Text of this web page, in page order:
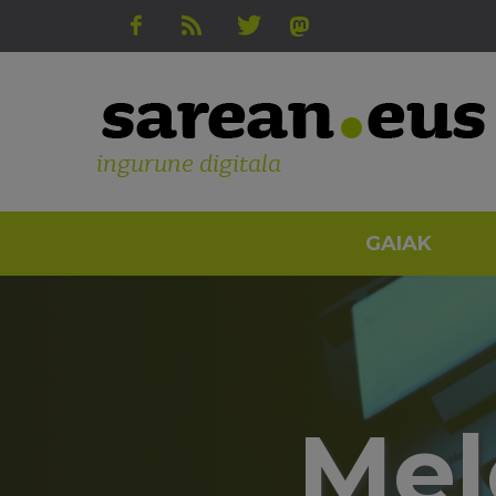
ingurune digitala
GAIAK